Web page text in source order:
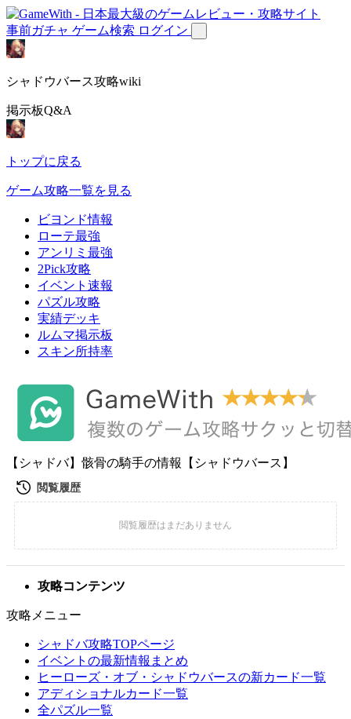
事前ガチャ ゲーム検索 ログイン
シャドウバース攻略wiki
掲示板Q&A
トップに戻る
ゲーム攻略一覧を見る
ビヨンド情報
ローテ最強
アンリミ最強
2Pick攻略
イベント速報
パズル攻略
実績デッキ
ルムマ掲示板
スキン所持率
【シャドバ】骸骨の騎手の情報【シャドウバース】
攻略コンテンツ
攻略メニュー
シャドバ攻略TOPページ
イベントの最新情報まとめ
ヒーローズ・オブ・シャドウバースの新カード一覧
アディショナルカード一覧
全パズル一覧